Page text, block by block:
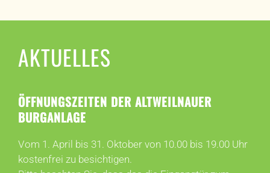
AKTUELLES
ÖFFNUNGSZEITEN DER ALTWEILNAUER
BURGANLAGE
Vom 1. April bis 31. Oktober von 10.00 bis 19.00 Uhr
kostenfrei zu besichtigen.